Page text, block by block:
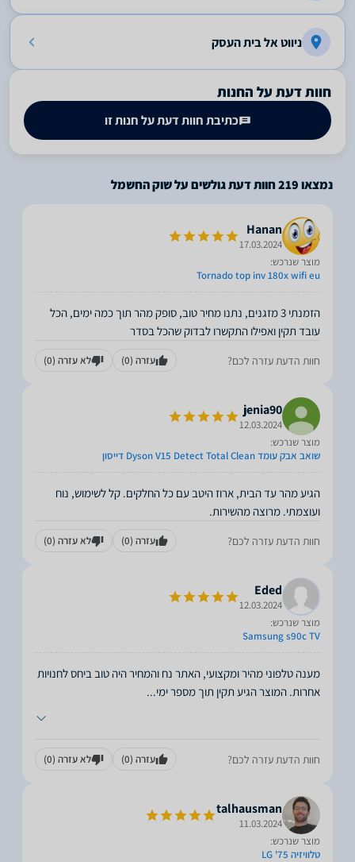
ניווט אל בית העסק
חוות דעת על החנות
כתיבת חוות דעת על חנות זו
נמצאו219חוות דעת גולשים על שוק החשמל
Hanan
17.03.2024
מוצר שנרכש:
Tornado top inv 180x wifi eu
הזמנתי 3 מזגנים, נתנו מחיר טוב, סופק מהר תוך כמה ימים, הכל
עובד תקין ואפילו התקשרו לבדוק שהכל בסדר
חוות הדעת עזרה לכם? עזרה (0) לא עזרה (0)
jenia90
12.03.2024
מוצר שנרכש:
שואב אבק עומד Dyson V15 Detect Total Clean דייסון
הגיע מהר עד הבית, ארוז היטב עם כל החלקים. קל לשימוש, נוח
ועוצמתי. מרוצה מהשירות.
חוות הדעת עזרה לכם? עזרה (0) לא עזרה (0)
Eded
12.03.2024
מוצר שנרכש:
Samsung s90c TV
מענה טלפוני מהיר ומקצועי, האתר נח והמחיר היה טוב ביחס לחנויות
אחרות. המוצר הגיע תקין תוך מספר ימי...
חוות הדעת עזרה לכם? עזרה (0) לא עזרה (0)
talhausman
11.03.2024
מוצר שנרכש:
טלוויזיה 75' LG